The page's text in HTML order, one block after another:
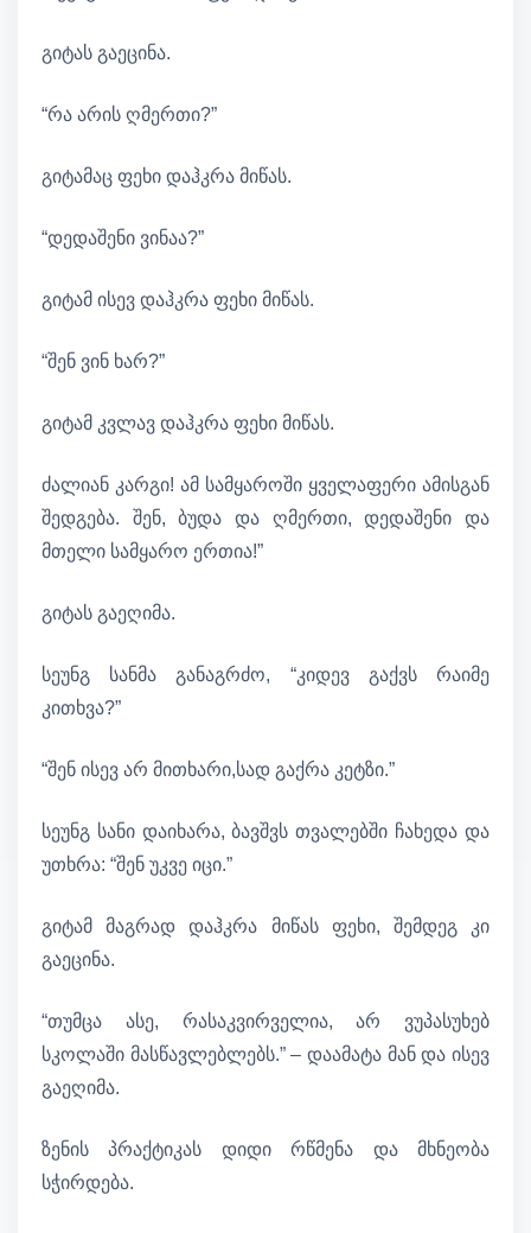
გიტას გაეცინა.
“რა არის ღმერთი?”
გიტამაც ფეხი დაჰკრა მიწას.
“დედაშენი ვინაა?”
გიტამ ისევ დაჰკრა ფეხი მიწას.
“შენ ვინ ხარ?”
გიტამ კვლავ დაჰკრა ფეხი მიწას.
ძალიან კარგი! ამ სამყაროში ყველაფერი ამისგან
შედგება. შენ, ბუდა და ღმერთი, დედაშენი და
მთელი სამყარო ერთია!”
გიტას გაეღიმა.
სეუნგ სანმა განაგრძო, “კიდევ გაქვს რაიმე
კითხვა?”
“შენ ისევ არ მითხარი,სად გაქრა კეტზი.”
სეუნგ სანი დაიხარა, ბავშვს თვალებში ჩახედა და
უთხრა: “შენ უკვე იცი.”
გიტამ მაგრად დაჰკრა მიწას ფეხი, შემდეგ კი
გაეცინა.
“თუმცა ასე, რასაკვირველია, არ ვუპასუხებ
სკოლაში მასწავლებლებს.” – დაამატა მან და ისევ
გაეღიმა.
ზენის პრაქტიკას დიდი რწმენა და მხნეობა
სჭირდება.